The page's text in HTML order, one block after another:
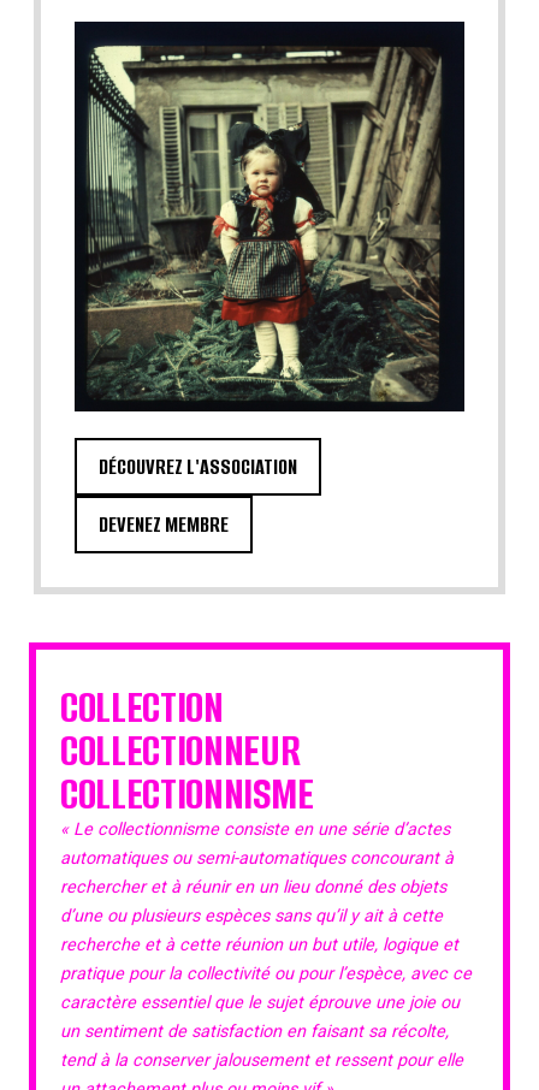
DÉCOUVREZ L'ASSOCIATION
DEVENEZ MEMBRE
COLLECTION
COLLECTIONNEUR
COLLECTIONNISME
« Le collectionnisme consiste en une série d’actes
automatiques ou semi-automatiques concourant à
rechercher et à réunir en un lieu donné des objets
d’une ou plusieurs espèces sans qu’il y ait à cette
recherche et à cette réunion un but utile, logique et
pratique pour la collectivité ou pour l’espèce, avec ce
caractère essentiel que le sujet éprouve une joie ou
un sentiment de satisfaction en faisant sa récolte,
tend à la conserver jalousement et ressent pour elle